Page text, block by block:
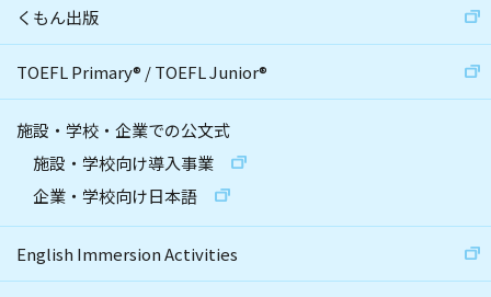
くもん出版
TOEFL Primary® /TOEFL Junior®
施設・学校・企業での公文式
施設・学校向け導入事業
企業・学校向け日本語
English Immersion Activities